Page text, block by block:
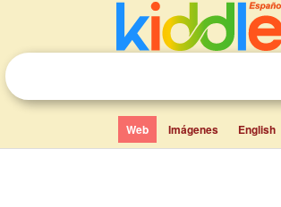
Web Imágenes English